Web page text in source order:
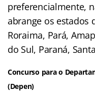
preferencialmente,
abrange os estados
Roraima, Pará,
do Sul, Paraná,
Concurso para o
(Depen)